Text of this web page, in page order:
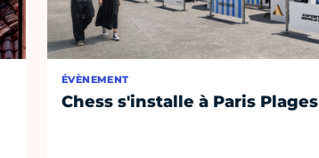
ÉVÈNEMENT
Chess s'installe à Paris Plages